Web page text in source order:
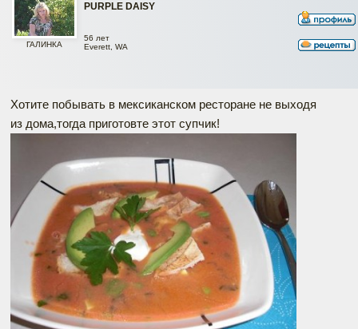
PURPLE DAISY
ГАЛИНКА
56 лет
Everett, WA
Хотите побывать в мексиканском ресторане не выходя
из дома,тогда приготовте этот супчик!